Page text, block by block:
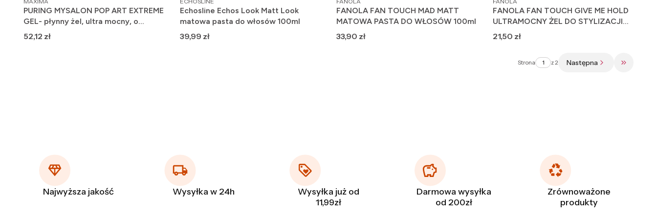
PURING MYSALON POP ART EXTREME
GEL- płynny żel, ultra mocny, o
efekcie cementu 250ml
Cena
52,12 zł
Echosline Echos Look Matt Look
matowa pasta do włosów 100ml
Cena
39,99 zł
FANOLA FAN TOUCH MAD MATT
MATOWA PASTA DO WŁOSÓW 100ml
Cena
33,90 zł
FANOLA FAN TOUCH GIVE ME HOLD
ULTRAMOCNY ŻEL DO STYLIZACJI
WŁOSÓW 250ML
Cena
21,50 zł
Strona z 2 Następna Przejdź
Najwyższa jakość Wysyłka w 24h
Wysyłka już od
11,99zł
Darmowa wysyłka
od 200zł
Zrównoważone
produkty